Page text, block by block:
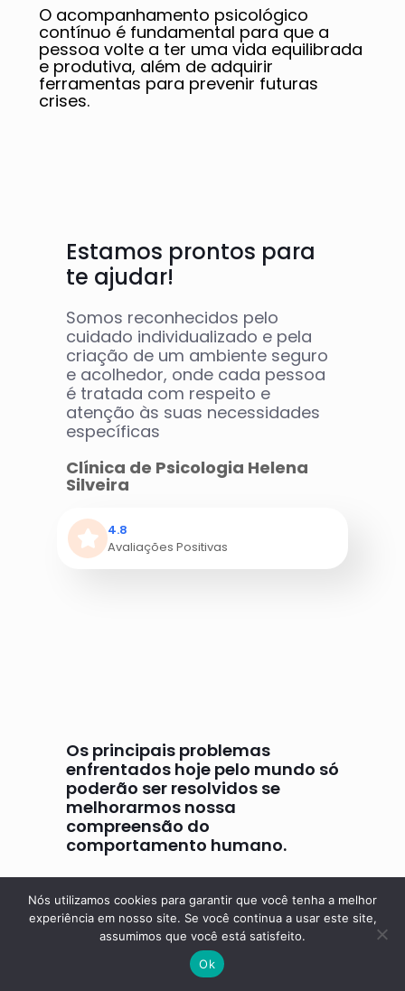
O acompanhamento psicológico
contínuo é fundamental para que a
pessoa volte a ter uma vida equilibrada
e produtiva, além de adquirir
ferramentas para prevenir futuras
crises.
Estamos prontos para
te ajudar!
Somos reconhecidos pelo
cuidado individualizado e pela
criação de um ambiente seguro
e acolhedor, onde cada pessoa
é tratada com respeito e
atenção às suas necessidades
específicas
Clínica de Psicologia Helena
Silveira
4.8
Avaliações Positivas
Os principais problemas
enfrentados hoje pelo mundo só
poderão ser resolvidos se
melhorarmos nossa
compreensão do
comportamento humano.
B. F. Skinner
Nós utilizamos cookies para garantir que você tenha a melhor
experiência em nosso site. Se você continua a usar este site,
assumimos que você está satisfeito.
Ok